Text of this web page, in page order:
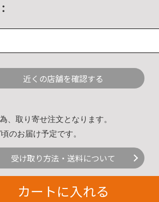
近くの店舗を確認する
、取り寄せ注文となります。
のお届け予定です。
受け取り方法・送料について
カートに入れる